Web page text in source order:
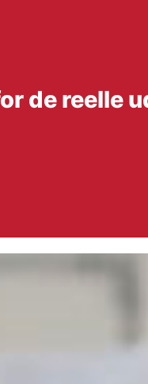
de reelle